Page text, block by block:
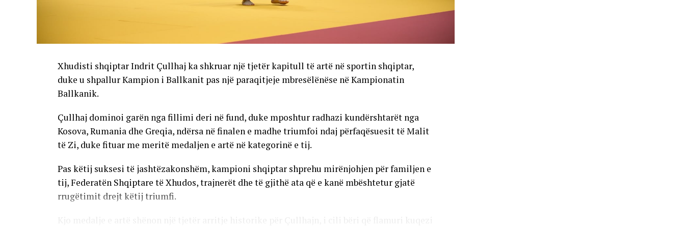
Xhudisti shqiptar Indrit Çullhaj ka shkruar një tjetër kapitull të artë në sportin shqiptar,
duke u shpallur Kampion i Ballkanit pas një paraqitjeje mbresëlënëse në Kampionatin
Ballkanik.
Çullhaj dominoi garën nga fillimi deri në fund, duke mposhtur radhazi kundërshtarët nga
Kosova, Rumania dhe Greqia, ndërsa në finalen e madhe triumfoi ndaj përfaqësuesit të Malit
të Zi, duke fituar me meritë medaljen e artë në kategorinë e tij.
Pas këtij suksesi të jashtëzakonshëm, kampioni shqiptar shprehu mirënjohjen për familjen e
tij, Federatën Shqiptare të Xhudos, trajnerët dhe të gjithë ata që e kanë mbështetur gjatë
rrugëtimit drejt këtij triumfi.